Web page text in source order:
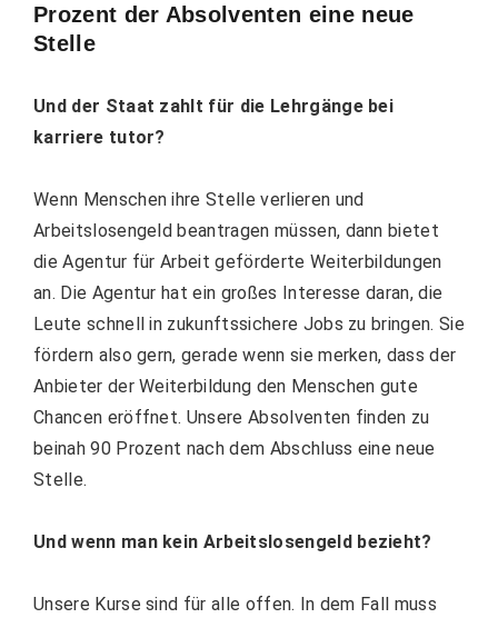
Prozent der Absolventen eine neue
Stelle
Und der Staat zahlt für die Lehrgänge bei
karriere tutor?
Wenn Menschen ihre Stelle verlieren und
Arbeitslosengeld beantragen müssen, dann bietet
die Agentur für Arbeit geförderte Weiterbildungen
an. Die Agentur hat ein großes Interesse daran, die
Leute schnell in zukunftssichere Jobs zu bringen. Sie
fördern also gern, gerade wenn sie merken, dass der
Anbieter der Weiterbildung den Menschen gute
Chancen eröffnet. Unsere Absolventen finden zu
beinah 90 Prozent nach dem Abschluss eine neue
Stelle.
Und wenn man kein Arbeitslosengeld bezieht?
Unsere Kurse sind für alle offen. In dem Fall muss